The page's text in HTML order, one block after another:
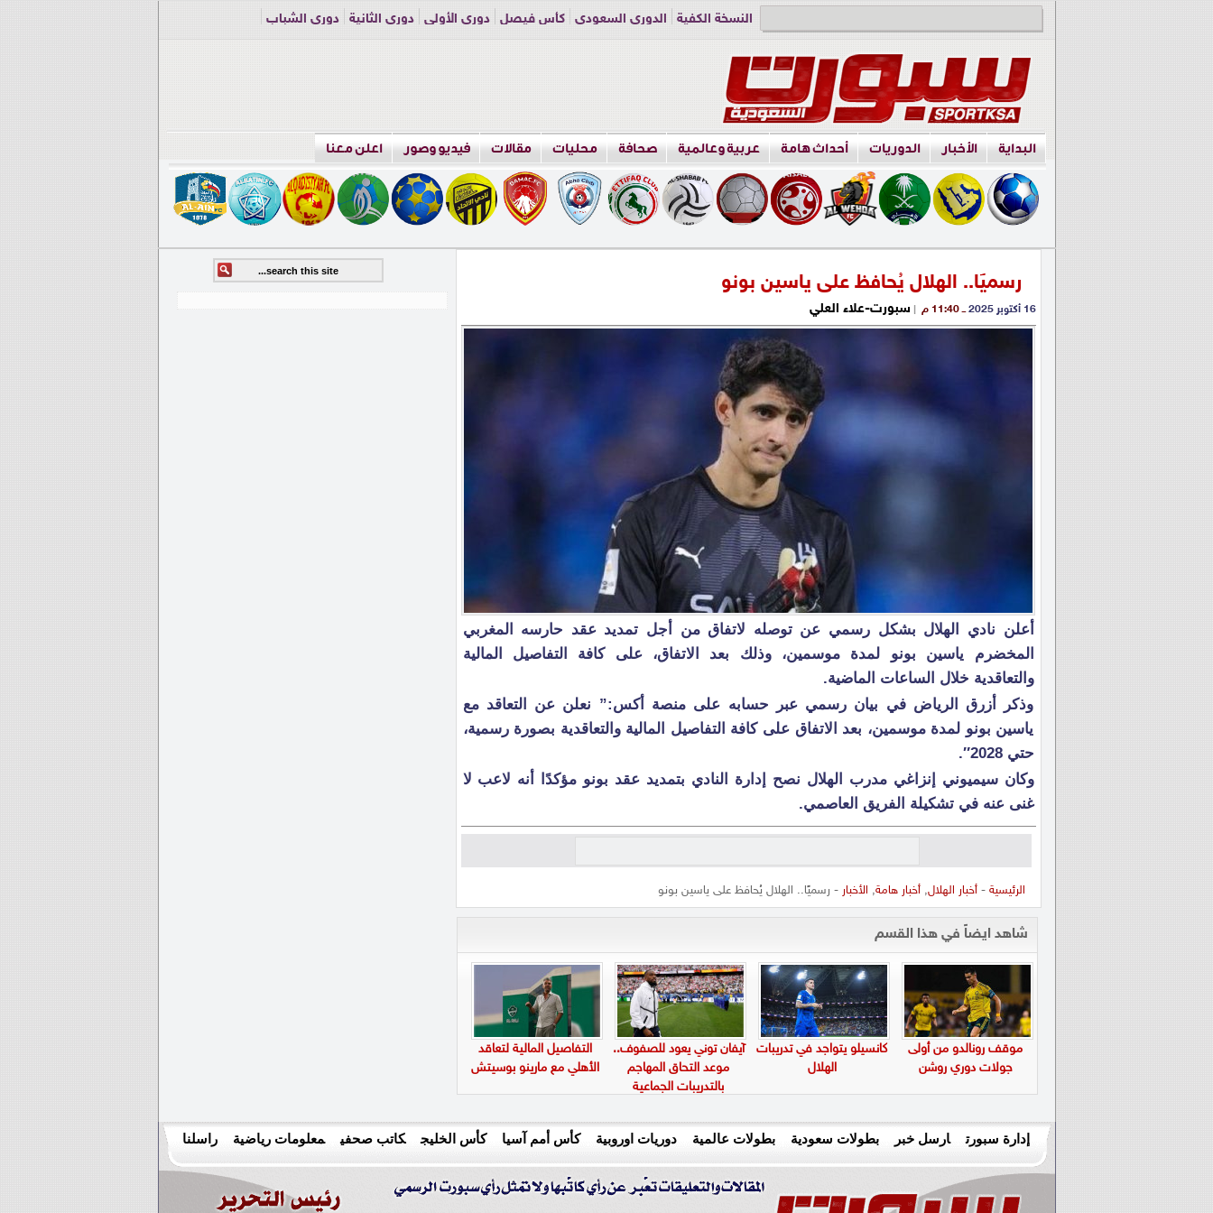
النسخة الكفية الدوري السعودي كأس فيصل دوري الأولى دوري الثانية
دوري الشباب
البداية الأخبار الدوريات أحداث هامة عربية وعالمية صحافة محليات مقالات فيديو وصور اعلن معنا
رسميًا.. الهلال يُحافظ على ياسين بونو
16 أكتوبر 2025 ــ 11:40 م | سبورت-علاء العلي
أعلن نادي الهلال بشكل رسمي عن توصله لاتفاق من أجل تمديد عقد حارسه المغربي
المخضرم ياسين بونو لمدة موسمين، وذلك بعد الاتفاق، على كافة التفاصيل المالية
والتعاقدية خلال الساعات الماضية.
وذكر أزرق الرياض في بيان رسمي عبر حسابه على منصة أكس:” نعلن عن التعاقد مع
ياسين بونو لمدة موسمين، بعد الاتفاق على كافة التفاصيل المالية والتعاقدية بصورة رسمية،
حتي 2028″.
وكان سيميوني إنزاغي مدرب الهلال نصح إدارة النادي بتمديد عقد بونو مؤكدًا أنه لاعب لا
غنى عنه في تشكيلة الفريق العاصمي.
الرئيسية -أخبار الهلال,أخبار هامة, الأخبار - رسميًا.. الهلال يُحافظ على ياسين بونو
شاهد ايضاً في هذا القسم
موقف رونالدو من أولى
جولات دوري روشن
كانسيلو يتواجد في تدريبات
الهلال
آيفان توني يعود للصفوف..
موعد التحاق المهاجم
بالتدريبات الجماعية
التفاصيل المالية لتعاقد
الأهلي مع مارينو بوسيتش
إدارة سبورت ارسل خبر بطولات سعودية بطولات عالمية دوريات اوروبية كأس أمم آسيا كأس الخليج كاتب صحفي معلومات رياضية راسلنا